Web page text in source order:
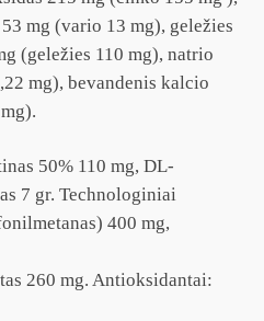
mg (vario 13 mg), geležies
(geležies 110 mg), natrio
mg), bevandenis kalcio
50% 110 mg, DL-
7 gr. Technologiniai
400 mg,
260 mg. Antioksidantai: